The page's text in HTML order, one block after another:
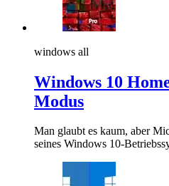
windows all
Windows 10
Modus
Man glaubt es kaum, aber
seines Windows 10-